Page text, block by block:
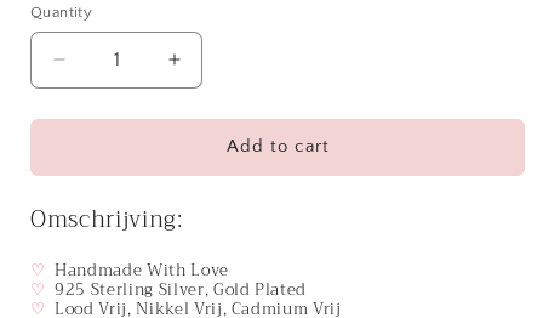
Quantity
Decrease
quantity
for
18kt
Zilver
Heart
Studs
Increase
quantity
for
Oorringen
18kt
Zilver
Heart
Studs
Add to cart
Omschrijving:
♡ Handmade With Love
♡ 925 Sterling Silver, Gold Plated
♡ Lood Vrij, Nikkel Vrij, Cadmium Vrij